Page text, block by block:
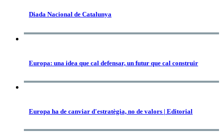
Diada Nacional de Catalunya
Europa: una idea que cal defensar, un futur que cal construir
Europa ha de canviar d'estratègia, no de valors | Editorial